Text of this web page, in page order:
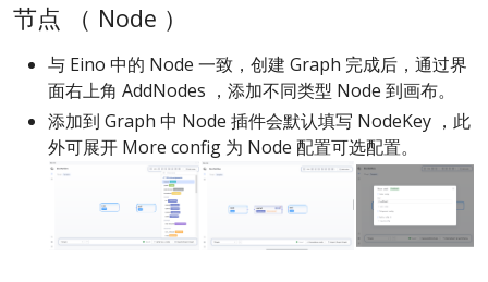
节点 （ Node ）
与 Eino 中的 Node 一致，创建 Graph 完成后，通过界
面右上角 AddNodes ，添加不同类型 Node 到画布。
添加到 Graph 中 Node 插件会默认填写 NodeKey ，此
外可展开 More config 为 Node 配置可选配置。